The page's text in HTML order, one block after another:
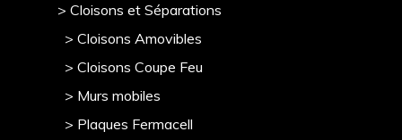
> Cloisons et Séparations
> Cloisons Amovibles
> Cloisons Coupe Feu
> Murs mobiles
> Plaques Fermacell